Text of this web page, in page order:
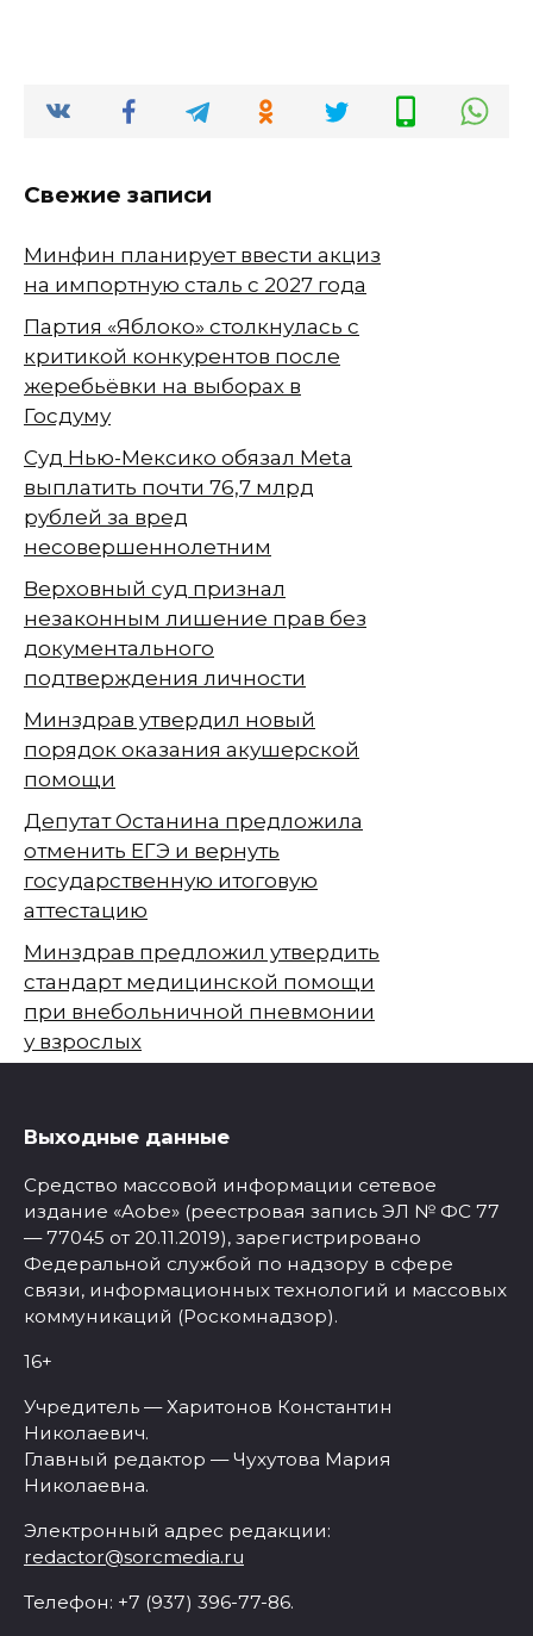
Свежие записи
Минфин планирует ввести акциз
на импортную сталь с 2027 года
Партия «Яблоко» столкнулась с
критикой конкурентов после
жеребьёвки на выборах в
Госдуму
Суд Нью-Мексико обязал Meta
выплатить почти 76,7 млрд
рублей за вред
несовершеннолетним
Верховный суд признал
незаконным лишение прав без
документального
подтверждения личности
Минздрав утвердил новый
порядок оказания акушерской
помощи
Депутат Останина предложила
отменить ЕГЭ и вернуть
государственную итоговую
аттестацию
Минздрав предложил утвердить
стандарт медицинской помощи
при внебольничной пневмонии
у взрослых
Выходные данные
Средство массовой информации сетевое
издание «Aobe» (реестровая запись ЭЛ № ФС 77
— 77045 от 20.11.2019), зарегистрировано
Федеральной службой по надзору в сфере
связи, информационных технологий и массовых
коммуникаций (Роскомнадзор).
16+
Учредитель — Харитонов Константин
Николаевич.
Главный редактор — Чухутова Мария
Николаевна.
Электронный адрес редакции:
redactor@sorcmedia.ru
Телефон: +7 (937) 396-77-86.